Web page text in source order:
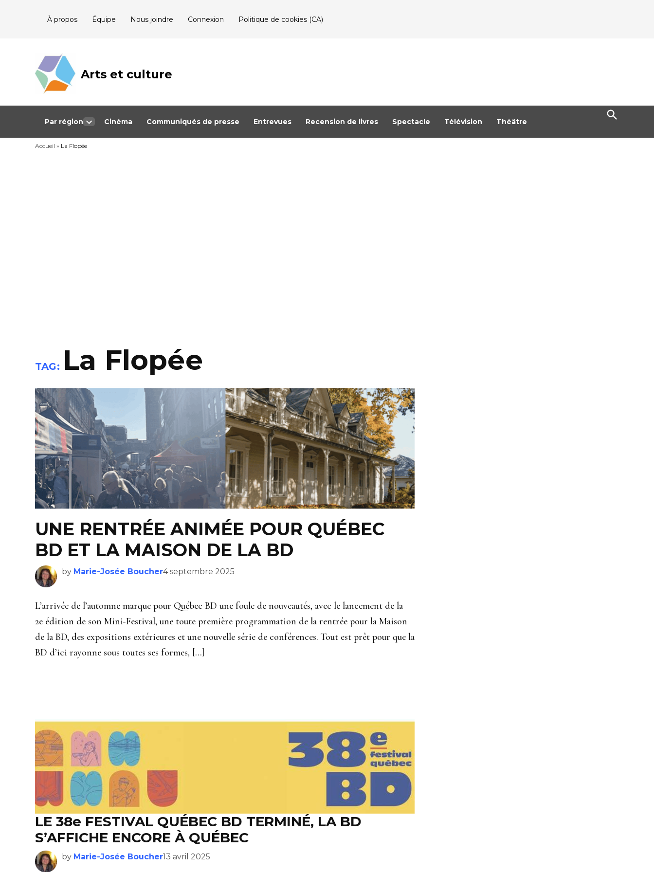
À propos Équipe Nous joindre Connexion Politique de cookies (CA)
Arts et culture
Journalisme
Québec
Par région
dropdown
Cinéma Communiqués de presse Entrevues Recension de livres Spectacle Télévision Théâtre
Open
Search
Accueil » La Flopée
TAG: La Flopée
UNE RENTRÉE ANIMÉE POUR QUÉBEC
BD ET LA MAISON DE LA BD
by Marie-Josée Boucher4 septembre 2025
L’arrivée de l’automne marque pour Québec BD une foule de nouveautés, avec le lancement de la
2e édition de son Mini-Festival, une toute première programmation de la rentrée pour la Maison
de la BD, des expositions extérieures et une nouvelle série de conférences. Tout est prêt pour que la
BD d’ici rayonne sous toutes ses formes, […]
LE 38e FESTIVAL QUÉBEC BD TERMINÉ, LA BD
S’AFFICHE ENCORE À QUÉBEC
by Marie-Josée Boucher13 avril 2025